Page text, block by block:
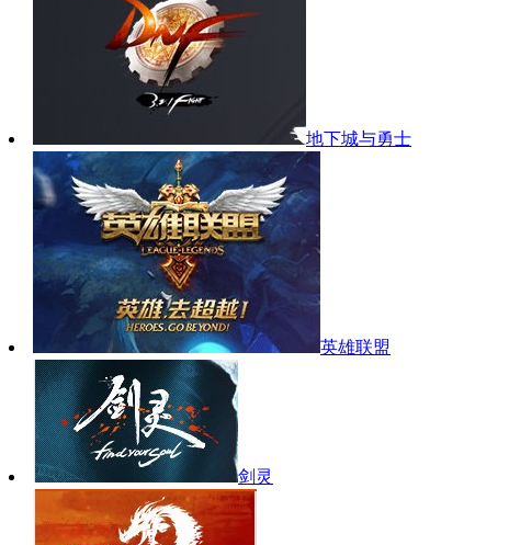
地下城与勇士
英雄联盟
剑灵